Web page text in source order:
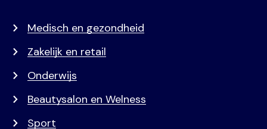
Medisch en gezondheid
Zakelijk en retail
Onderwijs
Beautysalon en Welness
Sport